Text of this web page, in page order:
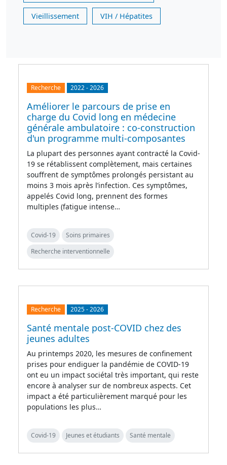
Vieillissement VIH / Hépatites
Recherche 2022-2026
Améliorer le parcours de prise en
charge du Covid long en médecine
générale ambulatoire : co-construction
d'un programme multi-composantes
La plupart des personnes ayant contracté la Covid-
19 se rétablissent complètement, mais certaines
souffrent de symptômes prolongés persistant au
moins 3 mois après l’infection. Ces symptômes,
appelés Covid long, prennent des formes
multiples (fatigue intense…
Covid-19
Soins primaires
Recherche interventionnelle
Recherche 2025-2026
Santé mentale post-COVID chez des
jeunes adultes
Au printemps 2020, les mesures de confinement
prises pour endiguer la pandémie de COVID-19
ont eu un impact sociétal très important, qui reste
encore à analyser sur de nombreux aspects. Cet
impact a été particulièrement marqué pour les
populations les plus…
Covid-19 Jeunes et étudiants Santé mentale